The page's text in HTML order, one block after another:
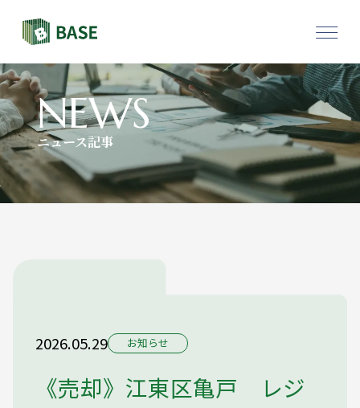
採用情報
お問い合わせ
NEWS
ニュース記事
2026.05.29 お知らせ
《売却》江東区亀戸 レジ